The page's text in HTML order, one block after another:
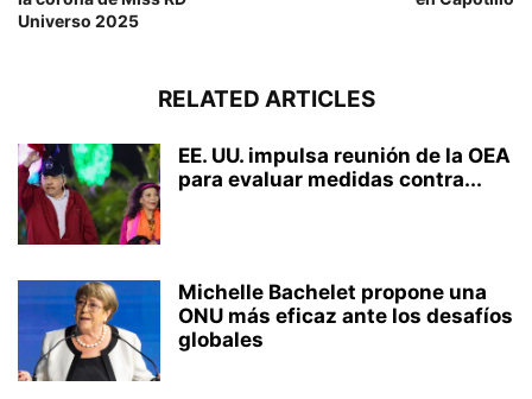
Universo 2025
RELATED ARTICLES
EE. UU. impulsa reunión de la OEA
para evaluar medidas contra...
Michelle Bachelet propone una
ONU más eficaz ante los desafíos
globales